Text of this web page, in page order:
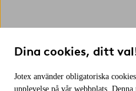
Dina cookies, ditt
Jotex använder obligatoriska
upplevelse på vår webbplats.